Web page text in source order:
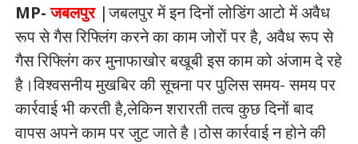
MP-जबलपुर |जबलपुर में इन दिनों लोडिंग आटो में अवैध
रूप से गैस रिफ्लिंग करने का काम जोरों पर है, अवैध रूप से
गैस रिफ्लिंग कर मुनाफाखोर बखूबी इस काम को अंजाम दे रहे
है।विश्वसनीय मुखबिर की सूचना पर पुलिस समय- समय पर
कार्रवाई भी करती है,लेकिन शरारती तत्व कुछ दिनों बाद
वापस अपने काम पर जुट जाते है।ठोस कार्रवाई न होने की